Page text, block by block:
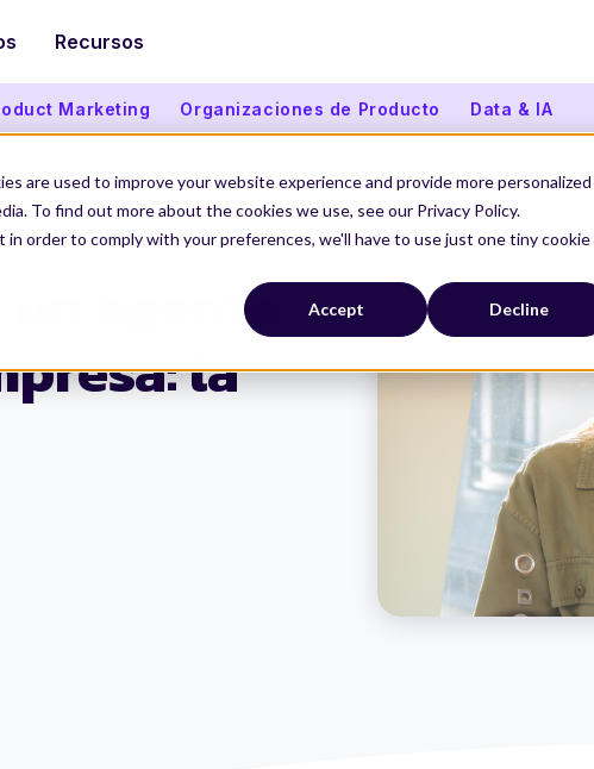
are used to improve your website experience and provide more personalized
To find out more about the cookies we use, see our Privacy Policy.
order to comply with your preferences, we'll have to use just one tiny cookie
Accept Decline
Recursos
Marketing Organizaciones de Producto Data & IA
un agente
la